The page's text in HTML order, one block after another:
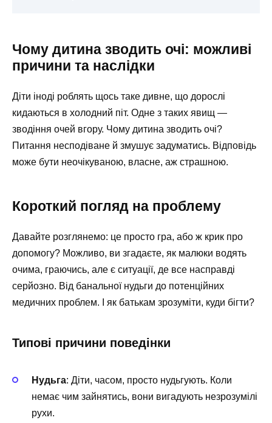
Чому дитина зводить очі: можливі
причини та наслідки
Діти іноді роблять щось таке дивне, що дорослі
кидаються в холодний піт. Одне з таких явищ —
зводіння очей вгору. Чому дитина зводить очі?
Питання несподіване й змушує задуматись. Відповідь
може бути неочікуваною, власне, аж страшною.
Короткий погляд на проблему
Давайте розглянемо: це просто гра, або ж крик про
допомогу? Можливо, ви згадаєте, як малюки водять
очима, граючись, але є ситуації, де все насправді
серйозно. Від банальної нудьги до потенційних
медичних проблем. І як батькам зрозуміти, куди бігти?
Типові причини поведінки
Нудьга: Діти, часом, просто нудьгують. Коли
немає чим зайнятись, вони вигадують незрозумілі
рухи.